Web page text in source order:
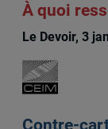
À quoi
Le Devoir, 3
Contre-